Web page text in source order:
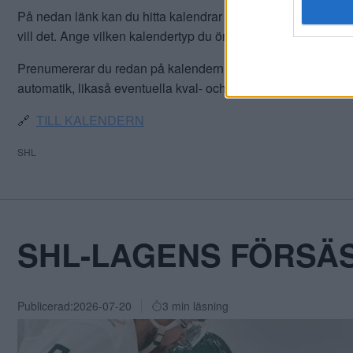
På nedan länk kan du hitta kalendrar för samtliga SHL-
vill det. Ange vilken kalendertyp du önskar, fyll i dina
Prenumererar du redan på kalendern - då behöver du inte
automatik, likaså eventuella kval- och slutspelsmatcher.
🔗 TILL KALENDERN
SHL
SHL-LAGENS
Publicerad:2026-07-20 3 min läsning